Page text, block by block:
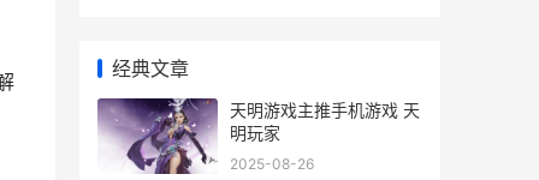
经典文章
天明游戏主推手机游戏 天
明玩家
2025-08-26